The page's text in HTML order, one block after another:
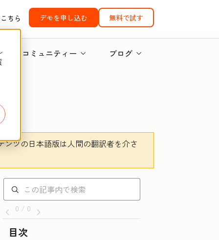
ちら デモを申し込む 無料で試す
コミュニティー ブログ
ツの日本語版は人間の翻訳者を介さ
0 / 0
目次